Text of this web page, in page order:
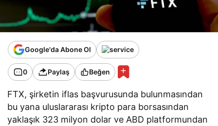
Google'da Abone Ol
0 Paylaş Beğen
FTX, şirketin iflas başvurusunda bulunmasından
bu yana uluslararası kripto para borsasından
yaklaşık 323 milyon dolar ve ABD platformundan